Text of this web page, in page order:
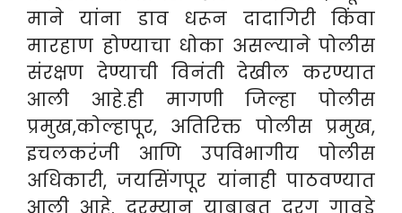
माने यांना डाव धरून दादागिरी किंवा
मारहाण होण्याचा धोका असल्याने पोलीस
संरक्षण देण्याची विनंती देखील करण्यात
आली आहे.ही मागणी जिल्हा पोलीस
प्रमुख,कोल्हापूर, अतिरिक्त पोलीस प्रमुख,
इचलकरंजी आणि उपविभागीय पोलीस
अधिकारी, जयसिंगपूर यांनाही पाठवण्यात
आली आहे. दरम्यान याबाबत दरगू गावडे